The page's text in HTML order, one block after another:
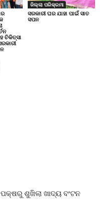
ଚିକିତ୍ସା
ଜିଲ୍ଲା ପରିକ୍ରମା
ସରକାରୀ ଘର ଯାହା ପାଇଁ ସାତ
ସପନ
ପକ୍ଷରୁ ଶୁଖିଲା ଖାଦ୍ୟ ବଂଟନ